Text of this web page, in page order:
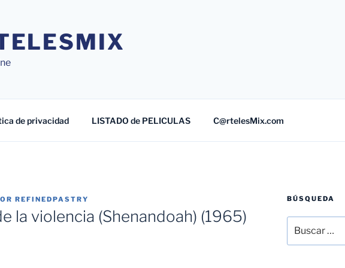
de privacidad LISTADO de PELICULAS C@rtelesMix.com
REFINEDPASTRY
la violencia (Shenandoah) (1965)
BÚSQUEDA
por: